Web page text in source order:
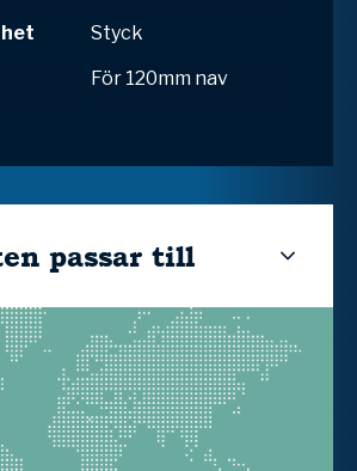
Styck
För 120mm nav
passar till